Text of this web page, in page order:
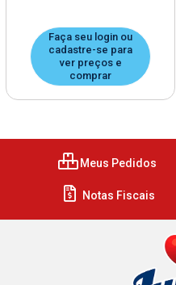
Faça seu login ou
cadastre-se para
ver preços e
comprar
Meus Pedidos
Notas Fiscais